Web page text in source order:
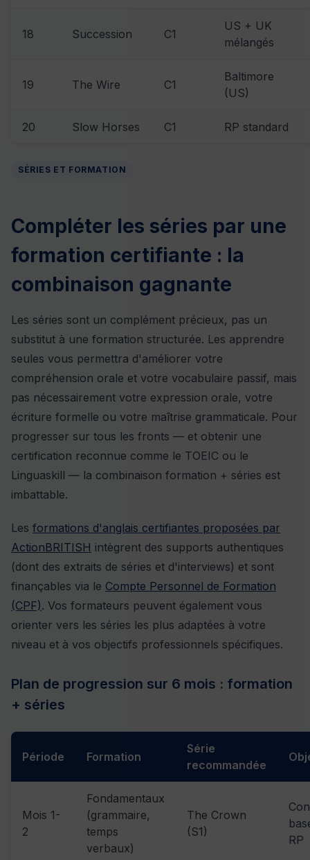
18 Succession C1
US + UK
mélangés
19 The Wire C1
Baltimore
(US)
20 Slow Horses C1 RP standard
SÉRIES ET FORMATION
Compléter les séries par une
formation certifiante : la
combinaison gagnante
Les séries sont un complément précieux, pas un
substitut à une formation structurée. Les apprendre
seules vous permettra d'améliorer votre
compréhension orale et votre vocabulaire passif, mais
pas nécessairement votre expression orale, votre
écriture formelle ou votre maîtrise grammaticale. Pour
progresser sur tous les fronts — et obtenir une
certification reconnue comme le TOEIC ou le
Linguaskill — la combinaison formation + séries est
imbattable.
Les formations d'anglais certifiantes proposées par
ActionBRITISH intègrent des supports authentiques
(dont des extraits de séries et d'interviews) et sont
finançables via le Compte Personnel de Formation
(CPF). Vos formateurs peuvent également vous
orienter vers les séries les plus adaptées à votre
niveau et à vos objectifs professionnels spécifiques.
Plan de progression sur 6 mois : formation
+ séries
Période Formation
Série
recommandée
Mois 1-
2
Fondamentaux
(grammaire,
temps
verbaux)
The Crown
(S1)
RP